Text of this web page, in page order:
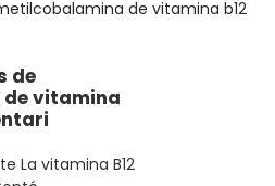
de
vitamina
La vitamina B12